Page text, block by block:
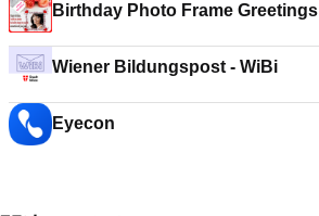
Birthday Photo Frame Greetings
Wiener Bildungspost - WiBi
Eyecon